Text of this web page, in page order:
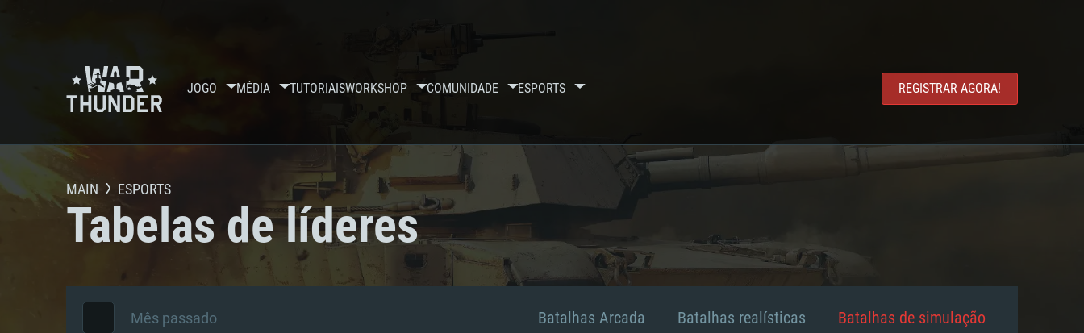
JOGO MÉDIA TUTORIAISWORKSHOP COMUNIDADE ESPORTS REGISTRAR AGORA!
MAIN ESPORTS
Tabelas de líderes
Mês passado Batalhas Arcada Batalhas realísticas Batalhas de simulação